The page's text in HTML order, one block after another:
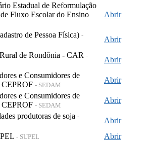
Estadual de Reformulação
Fluxo Escolar do Ensino
Abrir
de Pessoa Física) -
Abrir
de Rondônia - CAR -
Abrir
e Consumidores de
CEPROF - SEDAM
Abrir
e Consumidores de
CEPROF - SEDAM
Abrir
produtoras de soja -
Abrir
- SUPEL
Abrir